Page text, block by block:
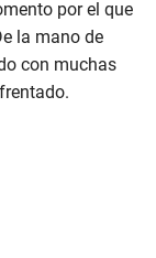
por el que
la mano de
con muchas